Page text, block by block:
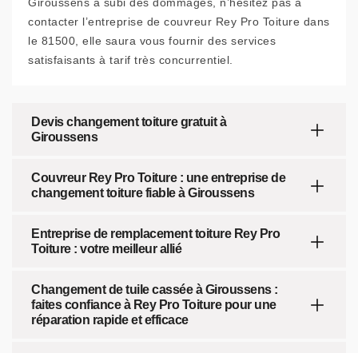
contacter l’entreprise de couvreur Rey Pro Toiture dans
le 81500, elle saura vous fournir des services
satisfaisants à tarif très concurrentiel.
Devis changement toiture gratuit à
Giroussens
Couvreur Rey Pro Toiture : une entreprise de
changement toiture fiable à Giroussens
Entreprise de remplacement toiture Rey Pro
Toiture : votre meilleur allié
Changement de tuile cassée à Giroussens :
faites confiance à Rey Pro Toiture pour une
réparation rapide et efficace